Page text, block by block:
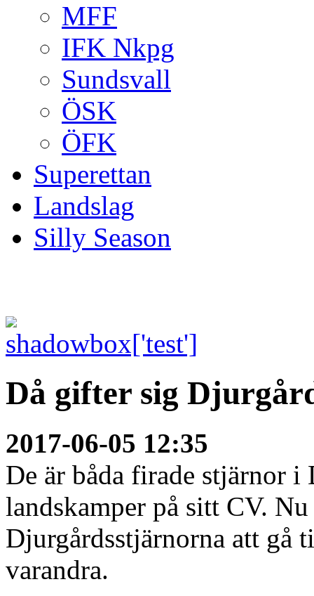
MFF
IFK Nkpg
Sundsvall
ÖSK
ÖFK
Superettan
Landslag
Silly Season
Då gifter sig
2017-06-05 12:35
De är båda firade stjärnor i
landskamper på sitt CV.
Djurgårdsstjärnorna att gå
varandra.